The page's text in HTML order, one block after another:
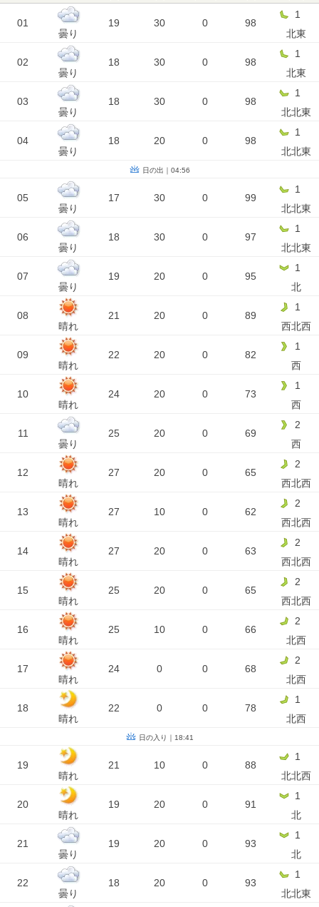
01
曇り
19 30 0 98
1
北東
02
曇り
18 30 0 98
1
北東
03
曇り
18 30 0 98
1
北北東
04
曇り
18 20 0 98
1
北北東
日の出｜04:56
05
曇り
17 30 0 99
1
北北東
06
曇り
18 30 0 97
1
北北東
07
曇り
19 20 0 95
1
北
08
晴れ
21 20 0 89
1
西北西
09
晴れ
22 20 0 82
1
西
10
晴れ
24 20 0 73
1
西
11
曇り
25 20 0 69
2
西
12
晴れ
27 20 0 65
2
西北西
13
晴れ
27 10 0 62
2
西北西
14
晴れ
27 20 0 63
2
西北西
15
晴れ
25 20 0 65
2
西北西
16
晴れ
25 10 0 66
2
北西
17
晴れ
24 0 0 68
2
北西
18
晴れ
22 0 0 78
1
北西
日の入り｜18:41
19
晴れ
21 10 0 88
1
北北西
20
晴れ
19 20 0 91
1
北
21
曇り
19 20 0 93
1
北
22
曇り
18 20 0 93
1
北北東